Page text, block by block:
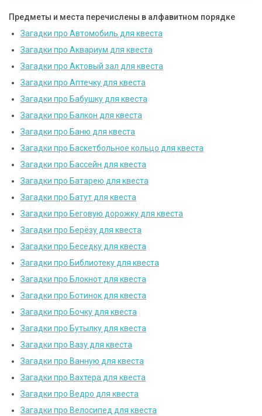
Предметы и места перечислены в алфавитном порядке
Загадки про Автомобиль для квеста
Загадки про Аквариум для квеста
Загадки про Актовый зал для квеста
Загадки про Аптечку для квеста
Загадки про Бабушку для квеста
Загадки про Балкон для квеста
Загадки про Баню для квеста
Загадки про Баскетбольное кольцо для квеста
Загадки про Бассейн для квеста
Загадки про Батарею для квеста
Загадки про Батут для квеста
Загадки про Беговую дорожку для квеста
Загадки про Берёзу для квеста
Загадки про Беседку для квеста
Загадки про Библиотеку для квеста
Загадки про Блокнот для квеста
Загадки про Ботинок для квеста
Загадки про Бочку для квеста
Загадки про Бутылку для квеста
Загадки про Вазу для квеста
Загадки про Ванную для квеста
Загадки про Вахтера для квеста
Загадки про Ведро для квеста
Загадки про Велосипед для квеста